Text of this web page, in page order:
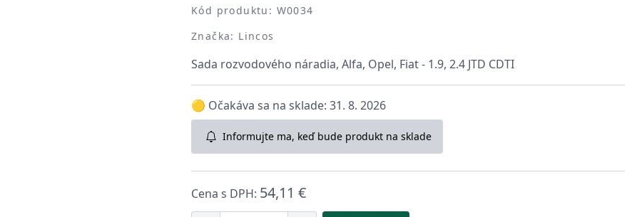
Kód produktu: W0034
Značka: Lincos
Sada rozvodového náradia, Alfa, Opel, Fiat - 1.9, 2.4 JTD CDTI
🟡 Očakáva sa na sklade: 31. 8. 2026
Informujte ma, keď bude produkt na sklade
Cena s DPH: 54,11 €